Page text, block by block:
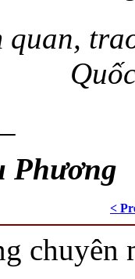
Phương
<
chuyên